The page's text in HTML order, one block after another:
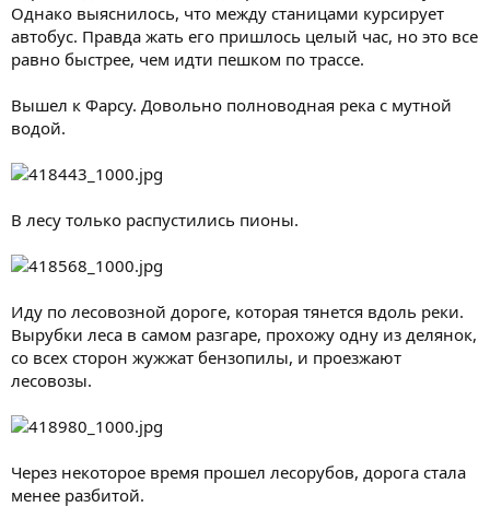
Однако выяснилось, что между станицами курсирует
автобус. Правда жать его пришлось целый час, но это все
равно быстрее, чем идти пешком по трассе.
Вышел к Фарсу. Довольно полноводная река с мутной
водой.
В лесу только распустились пионы.
Иду по лесовозной дороге, которая тянется вдоль реки.
Вырубки леса в самом разгаре, прохожу одну из делянок,
со всех сторон жужжат бензопилы, и проезжают
лесовозы.
Через некоторое время прошел лесорубов, дорога стала
менее разбитой.